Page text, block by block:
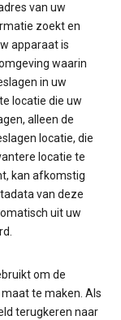
van uw
zoekt en
apparaat is
waarin
in uw
locatie die uw
alleen de
locatie, die
locatie te
kan afkomstig
van deze
uit uw
om de
te maken. Als
terugkeren naar